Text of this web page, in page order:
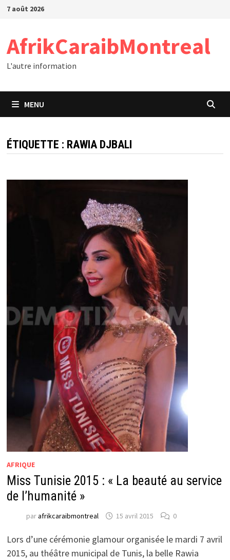
Passer
7 août 2026
AfrikCaraibMontreal
L'autre information
MENU
ÉTIQUETTE : RAWIA DJBALI
AFRIQUE
Miss Tunisie 2015 : « La beauté au service
de l’humanité »
parafrikcaraibmontreal 15 avril 2015 0
Lors d’une cérémonie glamour organisée le mardi 7 avril
2015, au théâtre municipal de Tunis, la belle Rawia